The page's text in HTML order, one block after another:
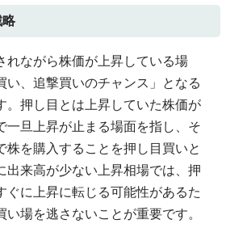
略
れながら株価が上昇している場
い、追撃買いのチャンス」となる
。押し目とは上昇していた株価が
一旦上昇が止まる場面を指し、そ
株を購入することを押し目買いと
出来高が少ない上昇相場では、押
ぐに上昇に転じる可能性があるた
い場を逃さないことが重要です。